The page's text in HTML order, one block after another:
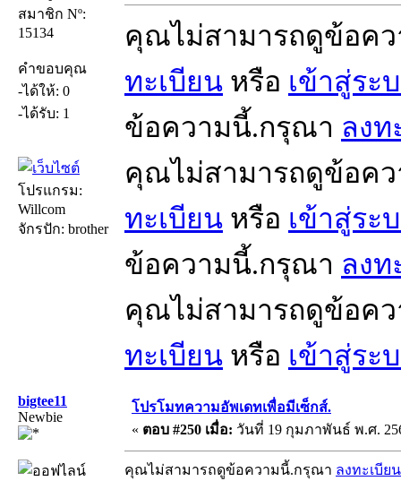
สมาชิก Nº:
15134
คำขอบคุณ
-ได้ให้: 0
-ได้รับ: 1
โปรแกรม:
Willcom
จักรปัก: brother
คุณไม่สามารถดูข้อค
ทะเบียน หรือ เข้าสู่ระ
ข้อความนี้.กรุณา ลงท
คุณไม่สามารถดูข้อค
ทะเบียน หรือ เข้าสู่ระ
ข้อความนี้.กรุณา ลงท
คุณไม่สามารถดูข้อค
ทะเบียน หรือ เข้าสู่ระ
bigtee11
Newbie
โปรโมทความอัพเดทเพื่อมีเซ็กส์.
« ตอบ #250 เมื่อ: วันที่ 19 กุมภาพันธ์ พ.ศ.
คุณไม่สามารถดูข้อความนี้.กรุณา ลงทะเบียน